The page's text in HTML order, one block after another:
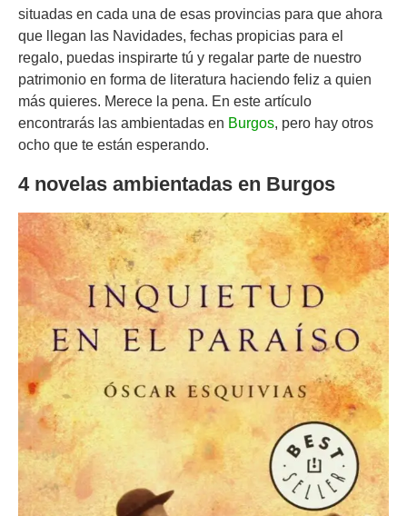
situadas en cada una de esas provincias para que ahora
que llegan las Navidades, fechas propicias para el
regalo, puedas inspirarte tú y regalar parte de nuestro
patrimonio en forma de literatura haciendo feliz a quien
más quieres. Merece la pena. En este artículo
encontrarás las ambientadas en Burgos, pero hay otros
ocho que te están esperando.
4 novelas ambientadas en Burgos